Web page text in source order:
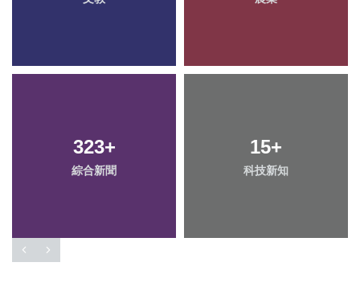
323+
綜合新聞
15+
科技新知
1+
大陸
74+
旅遊